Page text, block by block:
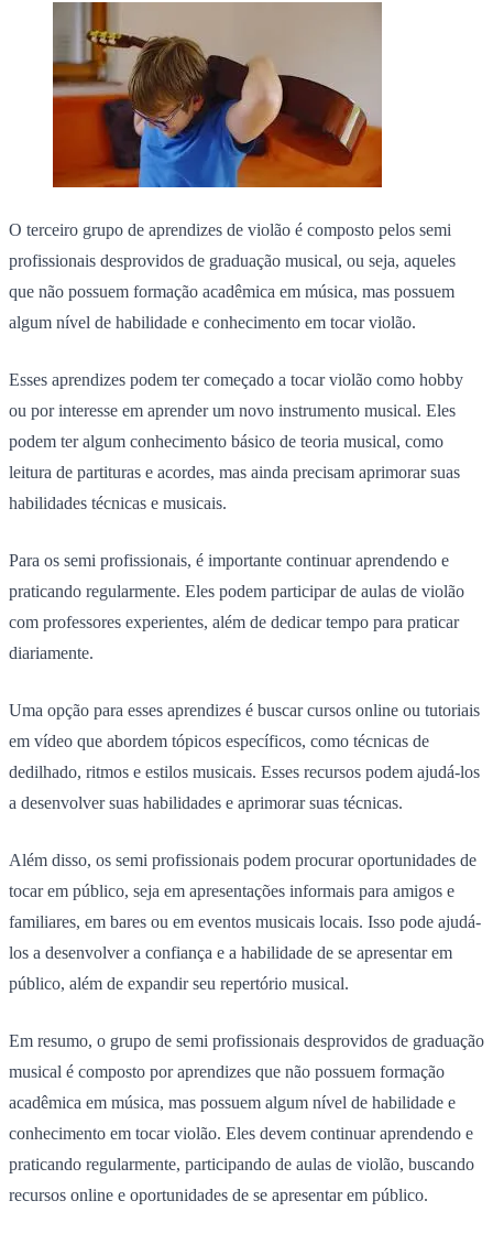
O terceiro grupo de aprendizes de violão é composto pelos semi
profissionais desprovidos de graduação musical, ou seja, aqueles
que não possuem formação acadêmica em música, mas possuem
algum nível de habilidade e conhecimento em tocar violão.
Esses aprendizes podem ter começado a tocar violão como hobby
ou por interesse em aprender um novo instrumento musical. Eles
podem ter algum conhecimento básico de teoria musical, como
leitura de partituras e acordes, mas ainda precisam aprimorar suas
habilidades técnicas e musicais.
Para os semi profissionais, é importante continuar aprendendo e
praticando regularmente. Eles podem participar de aulas de violão
com professores experientes, além de dedicar tempo para praticar
diariamente.
Uma opção para esses aprendizes é buscar cursos online ou tutoriais
em vídeo que abordem tópicos específicos, como técnicas de
dedilhado, ritmos e estilos musicais. Esses recursos podem ajudá-los
a desenvolver suas habilidades e aprimorar suas técnicas.
Além disso, os semi profissionais podem procurar oportunidades de
tocar em público, seja em apresentações informais para amigos e
familiares, em bares ou em eventos musicais locais. Isso pode ajudá-
los a desenvolver a confiança e a habilidade de se apresentar em
público, além de expandir seu repertório musical.
Em resumo, o grupo de semi profissionais desprovidos de graduação
musical é composto por aprendizes que não possuem formação
acadêmica em música, mas possuem algum nível de habilidade e
conhecimento em tocar violão. Eles devem continuar aprendendo e
praticando regularmente, participando de aulas de violão, buscando
recursos online e oportunidades de se apresentar em público.